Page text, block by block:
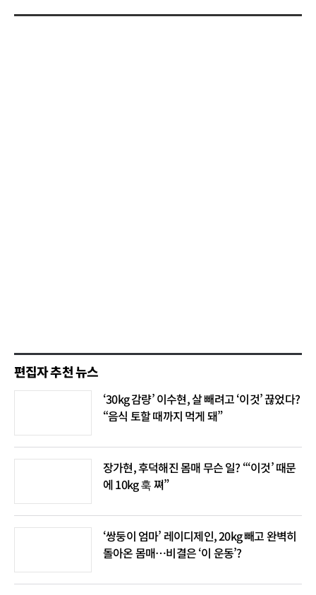
편집자 추천 뉴스
‘30kg 감량’ 이수현, 살 빼려고 ‘이것’ 끊었다?
“음식 토할 때까지 먹게 돼”
장가현, 후덕해진 몸매 무슨 일? “‘이것’ 때문
에 10kg 훅 쪄”
‘쌍둥이 엄마’ 레이디제인, 20kg 빼고 완벽히
돌아온 몸매…비결은 ‘이 운동’?